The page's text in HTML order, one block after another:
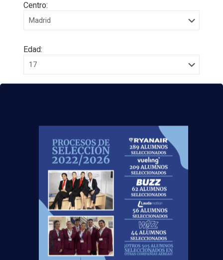
Centro:
Edad:
facilite con la finalidad de gestionar su consulta y
darle respuesta. Puede ejercer sus derechos de
protección de datos a través del e-mail
escuelasuperioraeronautica.com. Para más
información, por favor, consulte nuestraPolítica de
Privacidad.
¡Nos vemos volando!